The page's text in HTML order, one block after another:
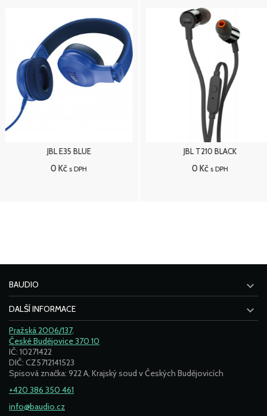
JBL E35 BLUE
0 Kčs DPH
JBL T210 BLACK
0 Kčs DPH
BAUDIO 
DALŠÍ INFORMACE 
Pražská 2006/137,
České Budějovice 370 10
IČ: 10271422
DIČ: CZ5712141523
Spisová značka: 922 A, Krajský soud v Českých Budějovicích
+420 386 350 461
info@baudio.cz